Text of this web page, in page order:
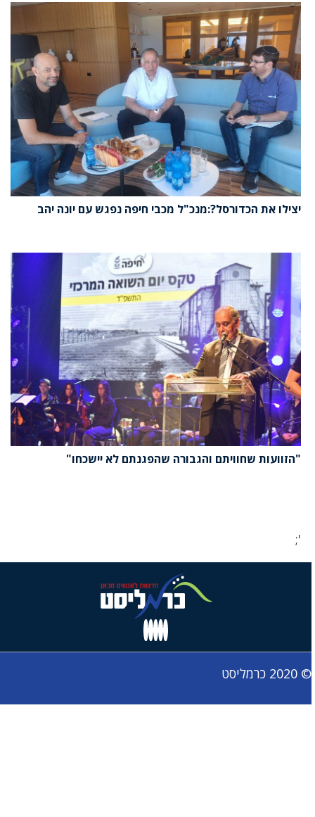
יצילו את הכדורסל?:מנכ"ל מכבי חיפה נפגש עם יונה יהב
"הזוועות שחוויתם והגבורה שהפגנתם לא יישכחו"
';
© 2020 כרמליסט